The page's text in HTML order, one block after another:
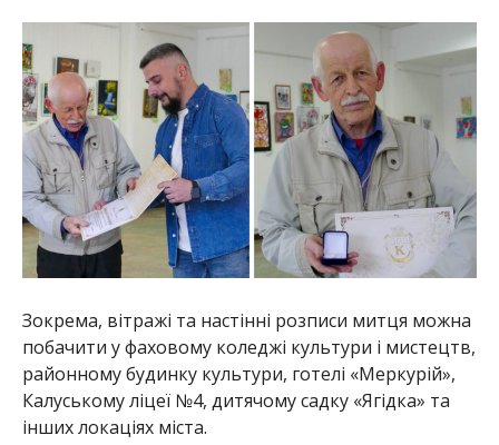
Зокрема, вітражі та настінні розписи митця можна
побачити у фаховому коледжі культури і мистецтв,
районному будинку культури, готелі «Меркурій»,
Калуському ліцеї №4, дитячому садку «Ягідка» та
інших локаціях міста.